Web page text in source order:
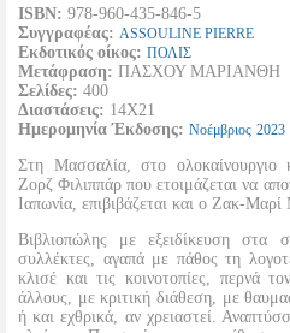
ISBN: 978-960-435-846-5
Συγγραφέας: ASSOULINE PIERRE
Εκδοτικός οίκος: ΠΟΛΙΣ
Μετάφραση: ΠΑΣΧΟΥ ΜΑΡΙΑΝΘΗ
Σελίδες: 400
Διαστάσεις: 14Χ21
Ημερομηνία Έκδοσης: Νοέμβριος 2023
Στη Μασσαλία, στο ολοκαίνουργιο
Ζορζ Φιλιππάρ που ετοιμάζεται να
Ιαπωνία, επιβιβάζεται και ο Ζακ-
Βιβλιοπώλης με εξειδίκευση στα
συλλέκτες, αγαπά με πάθος τη
κλισέ και τις κοινοτοπίες, περνά
άλλους, με κριτική διάθεση, με
ή και εχθρικά, αν χρειαστεί.